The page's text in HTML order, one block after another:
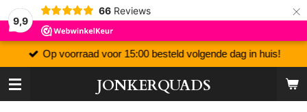
9,9
66 Reviews ×
JONKERQUADS
Op voorraad voor 15:00 besteld volgende dag in huis!